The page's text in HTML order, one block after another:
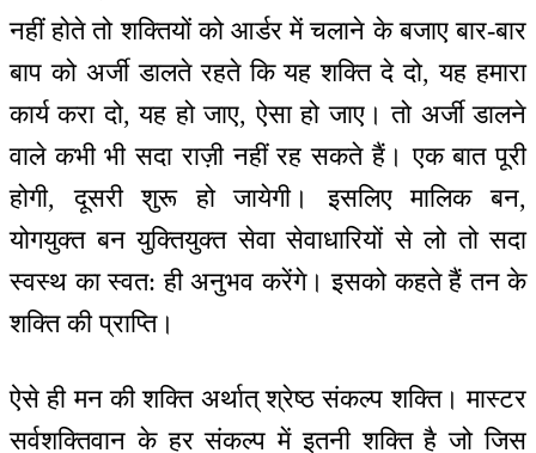
नहीं होते तो शक्तियों को आर्डर में चलाने के बजाए बार-बार
बाप को अर्जी डालते रहते कि यह शक्ति दे दो, यह हमारा
कार्य करा दो, यह हो जाए, ऐसा हो जाए। तो अर्जी डालने
वाले कभी भी सदा राज़ी नहीं रह सकते हैं। एक बात पूरी
होगी, दूसरी शुरू हो जायेगी। इसलिए मालिक बन,
योगयुक्त बन युक्तियुक्त सेवा सेवाधारियों से लो तो सदा
स्वस्थ का स्वत: ही अनुभव करेंगे। इसको कहते हैं तन के
शक्ति की प्राप्ति।
ऐसे ही मन की शक्ति अर्थात् श्रेष्ठ संकल्प शक्ति। मास्टर
सर्वशक्तिवान के हर संकल्प में इतनी शक्ति है जो जिस